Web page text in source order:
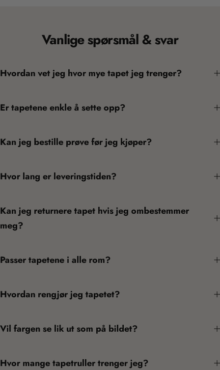
Vanlige spørsmål & svar
Hvordan vet jeg hvor mye tapet jeg trenger?
Er tapetene enkle å sette opp?
Kan jeg bestille prøve før jeg kjøper?
Hvor lang er leveringstiden?
Kan jeg returnere tapet hvis jeg ombestemmer
meg?
Passer tapetene i alle rom?
Hvordan rengjør jeg tapetet?
Vil fargen se lik ut som på bildet?
Hvor mange tapetruller trenger jeg?